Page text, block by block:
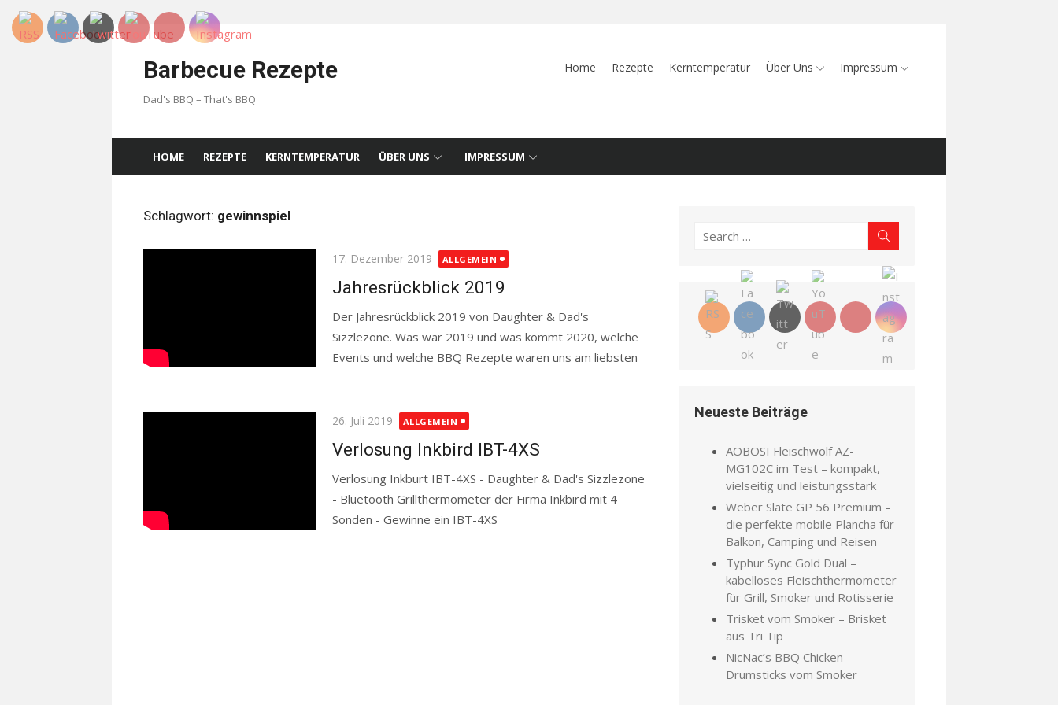
Skip
Barbecue Rezepte
Dad's BBQ – That's BBQ
Home Rezepte Kerntemperatur Über Uns Impressum
HOME REZEPTE KERNTEMPERATUR ÜBER UNS IMPRESSUM
Schlagwort: gewinnspiel
Posted
17. Dezember 2019 ALLGEMEIN
Jahresrückblick 2019
Der Jahresrückblick 2019 von Daughter & Dad's
Sizzlezone. Was war 2019 und was kommt 2020, welche
Events und welche BBQ Rezepte waren uns am liebsten
Posted
26. Juli 2019 ALLGEMEIN
Verlosung Inkbird IBT-4XS
Verlosung Inkburt IBT-4XS - Daughter & Dad's Sizzlezone
- Bluetooth Grillthermometer der Firma Inkbird mit 4
Sonden - Gewinne ein IBT-4XS
Search
Neueste Beiträge
AOBOSI Fleischwolf AZ-
MG102C im Test – kompakt,
vielseitig und leistungsstark
Weber Slate GP 56 Premium –
die perfekte mobile Plancha für
Balkon, Camping und Reisen
Typhur Sync Gold Dual –
kabelloses Fleischthermometer
für Grill, Smoker und Rotisserie
Trisket vom Smoker – Brisket
aus Tri Tip
NicNac’s BBQ Chicken
Drumsticks vom Smoker